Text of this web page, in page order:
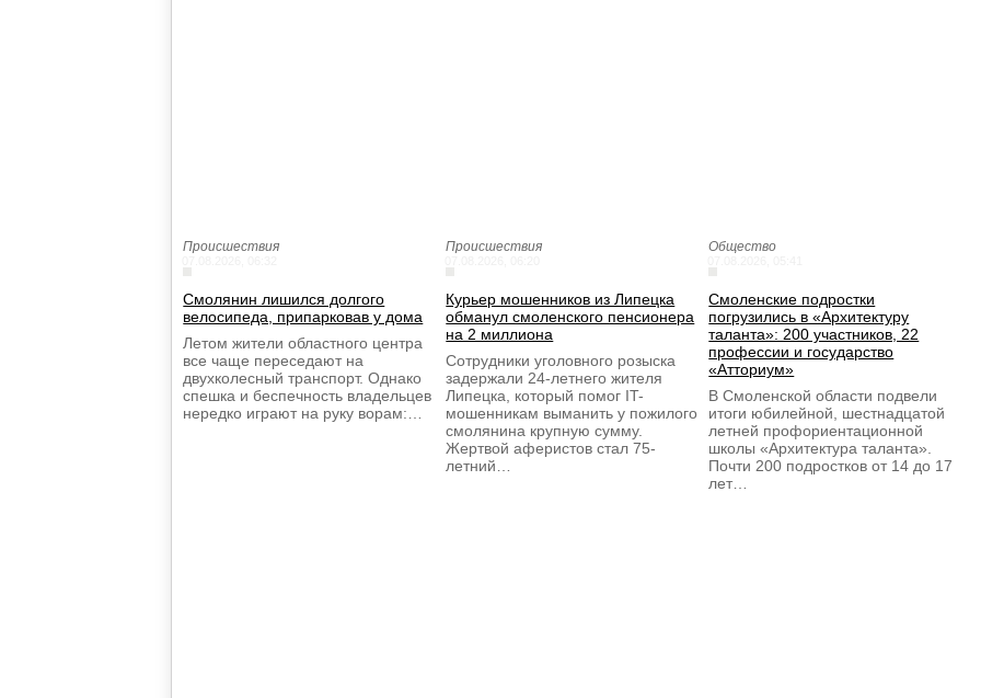
Происшествия
Смолянин лишился долгого
велосипеда, припарковав у дома
Летом жители областного центра
все чаще переседают на
двухколесный транспорт. Однако
спешка и беспечность владельцев
нередко играют на руку ворам:…
Происшествия
Курьер мошенников из Липецка
обманул смоленского пенсионера
на 2 миллиона
Сотрудники уголовного розыска
задержали 24-летнего жителя
Липецка, который помог IT-
мошенникам выманить у пожилого
смолянина крупную сумму.
Жертвой аферистов стал 75-
летний…
Общество
Смоленские подростки
погрузились в «Архитектуру
таланта»: 200 участников, 22
профессии и государство
«Атториум»
В Смоленской области подвели
итоги юбилейной, шестнадцатой
летней профориентационной
школы «Архитектура таланта».
Почти 200 подростков от 14 до 17
лет…